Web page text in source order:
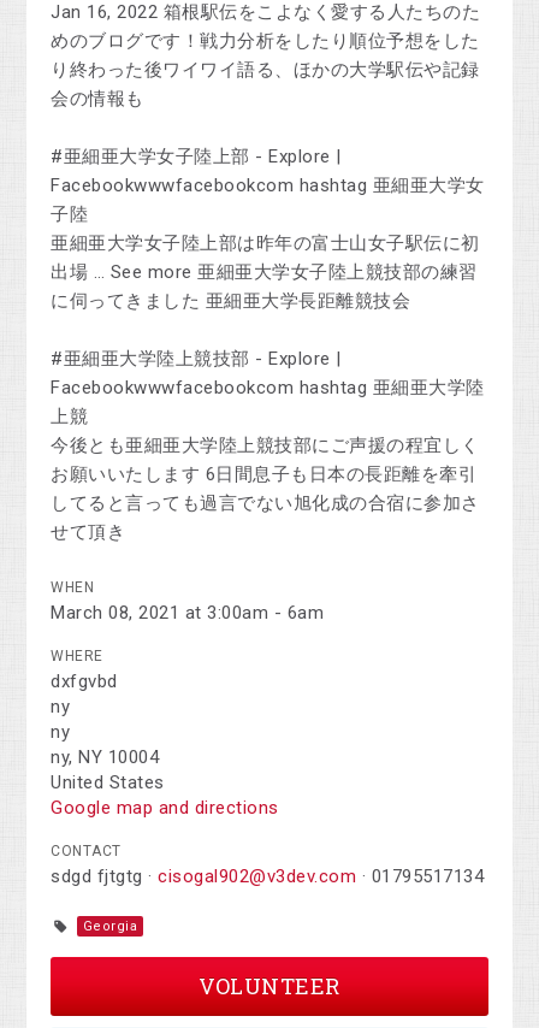
Jan 16, 2022 箱根駅伝をこよなく愛する人たちのた
めのブログです！戦力分析をしたり順位予想をした
り終わった後ワイワイ語る、ほかの大学駅伝や記録
会の情報も
#‎亜細亜大学女子陸上部 - Explore |
Facebookwwwfacebookcom hashtag 亜細亜大学女
子陸
亜細亜大学女子陸上部は昨年の富士山女子駅伝に初
出場 … See more 亜細亜大学女子陸上競技部の練習
に伺ってきました 亜細亜大学長距離競技会
#‎亜細亜大学陸上競技部 - Explore |
Facebookwwwfacebookcom hashtag 亜細亜大学陸
上競
今後とも亜細亜大学陸上競技部にご声援の程宜しく
お願いいたします 6日間息子も日本の長距離を牽引
してると言っても過言でない旭化成の合宿に参加さ
せて頂き
WHEN
March 08, 2021 at 3:00am - 6am
WHERE
dxfgvbd
ny
ny
ny, NY 10004
United States
Google map and directions
CONTACT
sdgd fjtgtg ·cisogal902@v3dev.com · 01795517134
Georgia
VOLUNTEER